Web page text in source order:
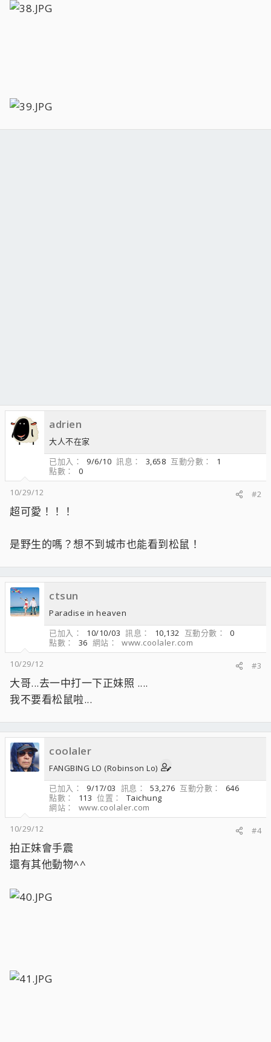
adrien
大人不在家
已加入
9/6/10 訊息 3,658 互動分數
1
點數
0
10/29/12
#2
超可愛！！！
是野生的嗎？想不到城市也能看到松鼠！
ctsun
Paradise in heaven
已加入
10/10/03 訊息 10,132 互動分數
0
點數
36 網站
www.coolaler.com
10/29/12
#3
大哥...去一中打一下正妹照 ....
我不要看松鼠啦...
coolaler
FANGBING LO (Robinson Lo)
已加入
9/17/03 訊息 53,276 互動分數
646
點數
113 位置
Taichung
網站
www.coolaler.com
10/29/12
#4
拍正妹會手震
還有其他動物^^